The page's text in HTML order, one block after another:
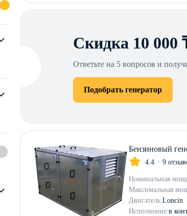
Скидка 10 000
Ответьте на 5 вопросов и
Подобрать генератор
Бензиновый
4.4 9
Номинальная
Максимальная
Двигатель:Loncin
Исполнение:в